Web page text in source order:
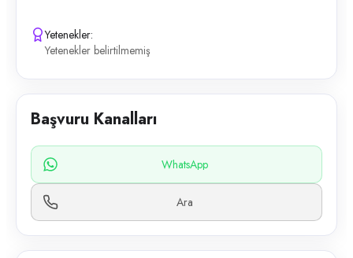
Yetenekler:
Yetenekler belirtilmemiş
Başvuru Kanalları
WhatsApp
Ara